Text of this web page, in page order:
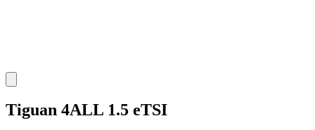
Tiguan 4ALL 1.5 eTSI